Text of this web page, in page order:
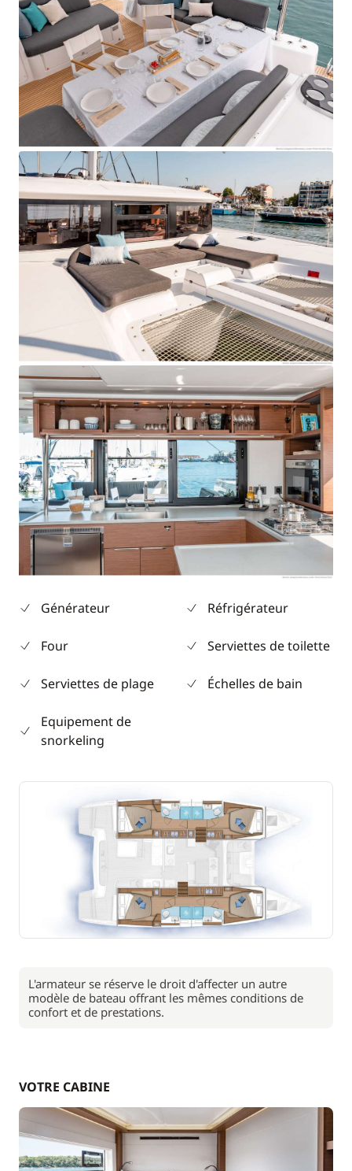
Générateur Réfrigérateur
Four Serviettes de toilette
Serviettes de plage Échelles de bain
Equipement de
snorkeling
L'armateur se réserve le droit d'affecter un autre
modèle de bateau offrant les mêmes conditions de
confort et de prestations.
VOTRE CABINE